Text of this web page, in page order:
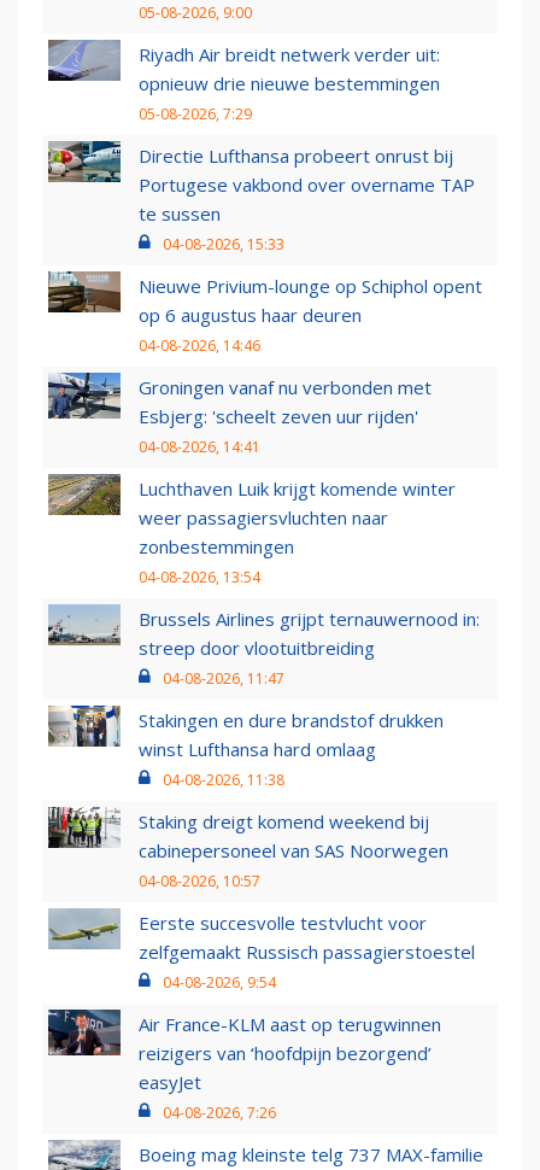
05-08-2026, 9:00
Riyadh Air breidt netwerk verder uit:
opnieuw drie nieuwe bestemmingen
05-08-2026, 7:29
Directie Lufthansa probeert onrust bij
Portugese vakbond over overname TAP
te sussen
04-08-2026, 15:33
Nieuwe Privium-lounge op Schiphol opent
op 6 augustus haar deuren
04-08-2026, 14:46
Groningen vanaf nu verbonden met
Esbjerg: 'scheelt zeven uur rijden'
04-08-2026, 14:41
Luchthaven Luik krijgt komende winter
weer passagiersvluchten naar
zonbestemmingen
04-08-2026, 13:54
Brussels Airlines grijpt ternauwernood in:
streep door vlootuitbreiding
04-08-2026, 11:47
Stakingen en dure brandstof drukken
winst Lufthansa hard omlaag
04-08-2026, 11:38
Staking dreigt komend weekend bij
cabinepersoneel van SAS Noorwegen
04-08-2026, 10:57
Eerste succesvolle testvlucht voor
zelfgemaakt Russisch passagierstoestel
04-08-2026, 9:54
Air France-KLM aast op terugwinnen
reizigers van ‘hoofdpijn bezorgend’
easyJet
04-08-2026, 7:26
Boeing mag kleinste telg 737 MAX-familie